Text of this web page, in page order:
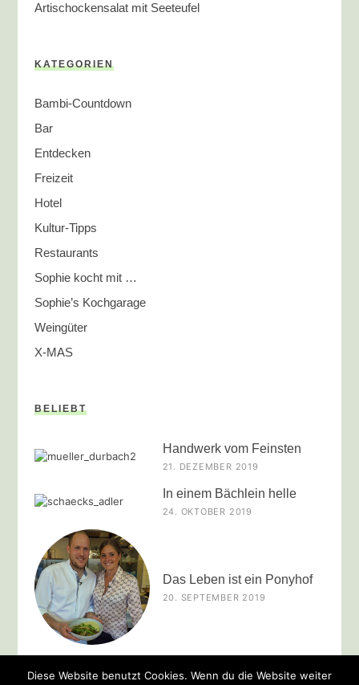
Artischockensalat mit Seeteufel
KATEGORIEN
Bambi-Countdown
Bar
Entdecken
Freizeit
Hotel
Kultur-Tipps
Restaurants
Sophie kocht mit …
Sophie’s Kochgarage
Weingüter
X-MAS
BELIEBT
Handwerk vom Feinsten
21. DEZEMBER 2019
In einem Bächlein helle
24. OKTOBER 2019
Das Leben ist ein Ponyhof
20. SEPTEMBER 2019
Diese Website benutzt Cookies. Wenn du die Website weiter